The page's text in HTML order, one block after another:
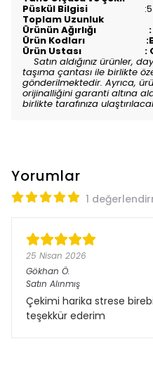
Püskül Bilgisi :5 cm
Toplam Uzunluk
Ürünün Ağırlığı :
Ürün Kodları
Ürün Ustası : Oltu
Satın aldığınız ürünler,
taşıma çantası ile birlikte
gönderilmektedir. Ayrıca,
orijinalliğini garanti altına
birlikte tarafınıza
Yorumlar
1
25 Nisan 2026
Gökhan Ö.
Satın Alınmış
Çekimi harika strese
teşekkür ederim